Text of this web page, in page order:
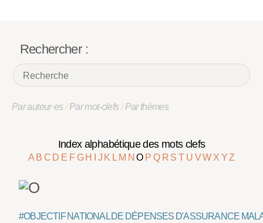
Rechercher :
Par auteur·es/Par mot-clefs/Par thèmes
Index alphabétique des mots clefs
A B C D E F G H J K L M NO P Q R ST U VW X YZ
#OBJECTIF NATIONAL DE DÉPENSES D'ASSURANCE